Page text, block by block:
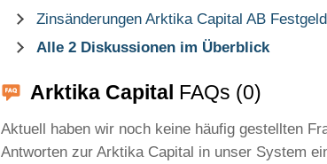
Zinsänderungen Arktika Capital AB
Alle 2 Diskussionen im Überblick
Arktika Capital FAQs (0)
Aktuell haben wir noch keine häufig gestellten
Antworten zur Arktika Capital in unser System